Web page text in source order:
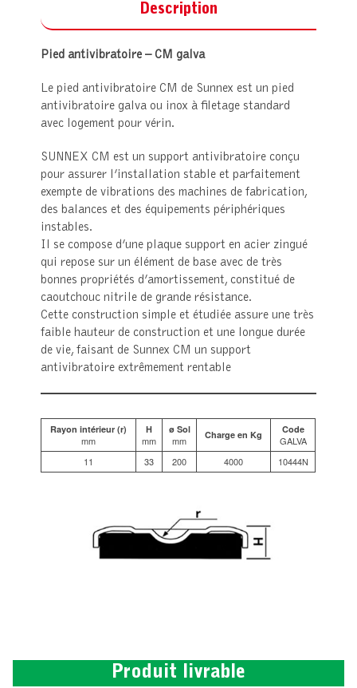
Description
Pied antivibratoire – CM galva
Le pied antivibratoire CM de Sunnex est un pied
antivibratoire galva ou inox à filetage standard
avec logement pour vérin.
SUNNEX CM est un support antivibratoire conçu
pour assurer l’installation stable et parfaitement
exempte de vibrations des machines de fabrication,
des balances et des équipements périphériques
instables.
Il se compose d’une plaque support en acier zingué
qui repose sur un élément de base avec de très
bonnes propriétés d’amortissement, constitué de
caoutchouc nitrile de grande résistance.
Cette construction simple et étudiée assure une très
faible hauteur de construction et une longue durée
de vie, faisant de Sunnex CM un support
antivibratoire extrêmement rentable
Rayon intérieur (r)
mm
H
mm
ø Sol
mm Charge en Kg Code
GALVA
11
33 200 4000 10444N
Produit livrable